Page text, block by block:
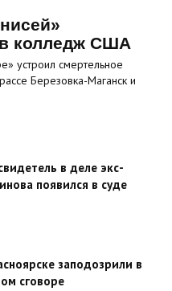
в колледж США
устроил смертельное
Березовка-Маганск и
в деле экс-
появился в суде
заподозрили в
сговоре